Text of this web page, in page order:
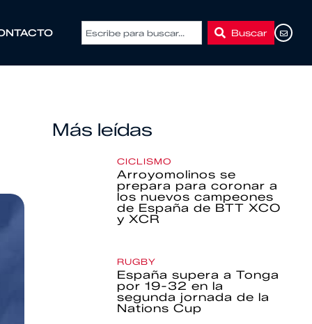
Buscar
Más leídas
CICLISMO
Arroyomolinos se
prepara para coronar a
los nuevos campeones
de España de BTT XCO
y XCR
RUGBY
España supera a Tonga
por 19-32 en la
segunda jornada de la
Nations Cup